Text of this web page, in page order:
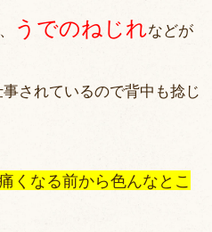
、 うでのねじれなどが
されているので背中も捻じ
くなる前から色んなとこ